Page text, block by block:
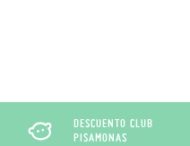
DESCUENTO CLUB
PISAMONAS